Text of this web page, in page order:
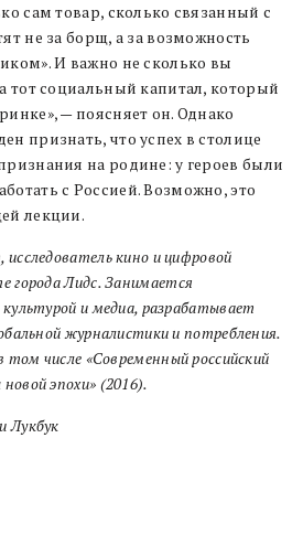
сам товар, сколько связанный с
не за борщ, а за возможность
И важно не сколько вы
тот социальный капитал, который
— поясняет он. Однако
признать, что успех в столице
на родине: у героев были
с Россией. Возможно, это
лекции.
кино и цифровой
города Лидс. Занимается
культурой и медиа, разрабатывает
журналистики и потребления.
том числе «Современный российский
эпохи» (2016).
Лукбук